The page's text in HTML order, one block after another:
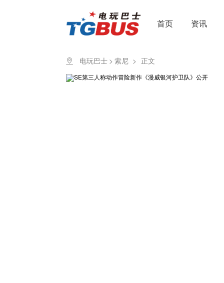
首页 资讯
电玩巴士 > 索尼 > 正文